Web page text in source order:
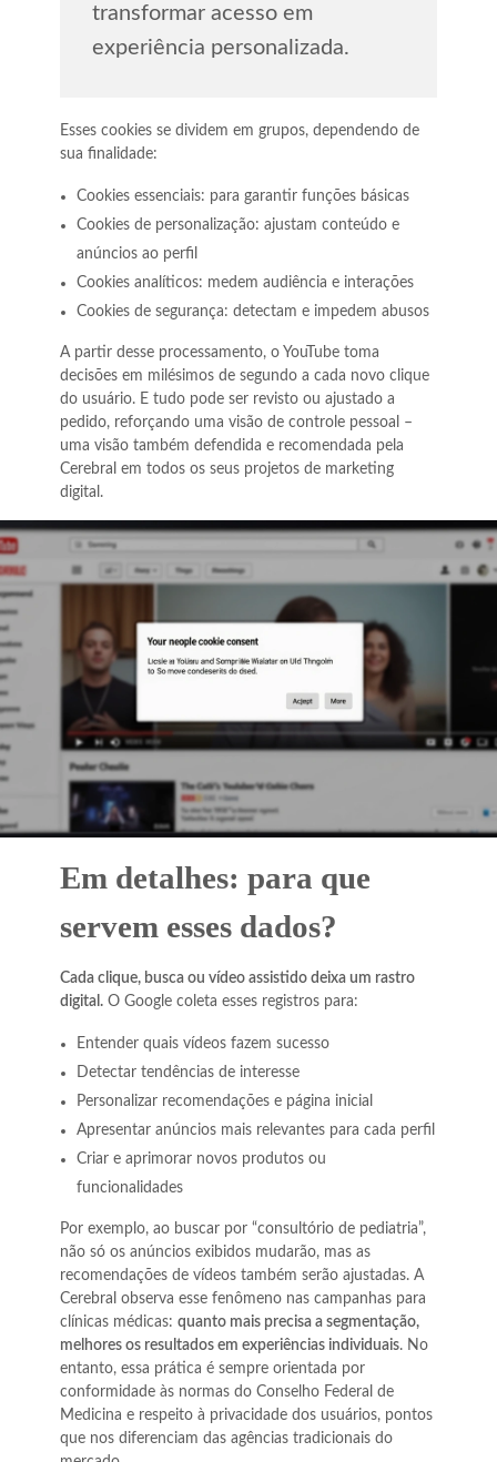
transformar acesso em
experiência personalizada.
Esses cookies se dividem em grupos, dependendo de
sua finalidade:
Cookies essenciais: para garantir funções básicas
Cookies de personalização: ajustam conteúdo e
anúncios ao perfil
Cookies analíticos: medem audiência e interações
Cookies de segurança: detectam e impedem abusos
A partir desse processamento, o YouTube toma
decisões em milésimos de segundo a cada novo clique
do usuário. E tudo pode ser revisto ou ajustado a
pedido, reforçando uma visão de controle pessoal –
uma visão também defendida e recomendada pela
Cerebral em todos os seus projetos de marketing
digital.
Em detalhes: para que
servem esses dados?
Cada clique, busca ou vídeo assistido deixa um rastro
digital.O Google coleta esses registros para:
Entender quais vídeos fazem sucesso
Detectar tendências de interesse
Personalizar recomendações e página inicial
Apresentar anúncios mais relevantes para cada perfil
Criar e aprimorar novos produtos ou
funcionalidades
Por exemplo, ao buscar por “consultório de pediatria”,
não só os anúncios exibidos mudarão, mas as
recomendações de vídeos também serão ajustadas. A
Cerebral observa esse fenômeno nas campanhas para
clínicas médicas: quanto mais precisa a segmentação,
melhores os resultados em experiências individuais. No
entanto, essa prática é sempre orientada por
conformidade às normas do Conselho Federal de
Medicina e respeito à privacidade dos usuários, pontos
que nos diferenciam das agências tradicionais do